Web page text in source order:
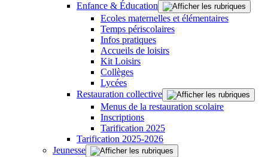
Enfance & Éducation
Ecoles maternelles et élémentaires
Temps périscolaires
Infos pratiques
Accueils de loisirs
Kit Loisirs
Collèges
Lycées
Restauration collective
Menus de la restauration scolaire
Inscriptions
Tarification 2025
Tarification 2025-2026
Jeunesse